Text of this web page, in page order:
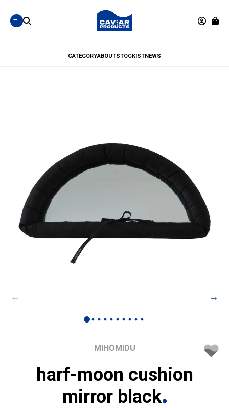
CATEGORYABOUTSTOCKISTNEWS
MIHOMIDU
harf-moon cushion
mirror black